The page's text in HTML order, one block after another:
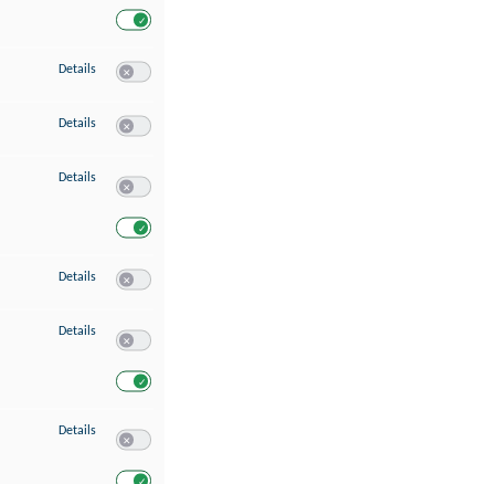
Details zu Erstellung von Profilen für personalisierte Werbung
Details zu Verwendung von Profilen zur Auswahl personalisierter Werbung
Details zu Messung der Werbeleistung
Details zu Messung der Performance von Inhalten
Details zu Analyse von Zielgruppen durch Statistiken oder Kombinationen von
Details zu Entwicklung und Verbesserung der Angebote